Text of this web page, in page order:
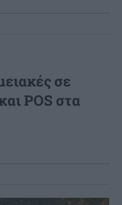
σε
POS στα